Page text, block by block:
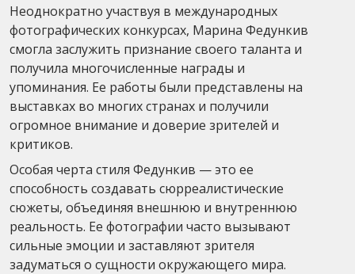
Неоднократно участвуя в международных
фотографических конкурсах, Марина Федункив
смогла заслужить признание своего таланта и
получила многочисленные награды и
упоминания. Ее работы были представлены на
выставках во многих странах и получили
огромное внимание и доверие зрителей и
критиков.
Особая черта стиля Федункив — это ее
способность создавать сюрреалистические
сюжеты, объединяя внешнюю и внутреннюю
реальность. Ее фотографии часто вызывают
сильные эмоции и заставляют зрителя
задуматься о сущности окружающего мира.